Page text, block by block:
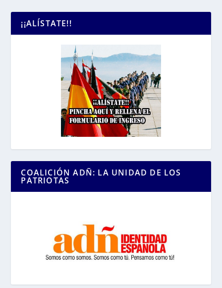
¡¡ALÍSTATE!!
COALICIÓN ADÑ: LA UNIDAD DE LOS
PATRIOTAS